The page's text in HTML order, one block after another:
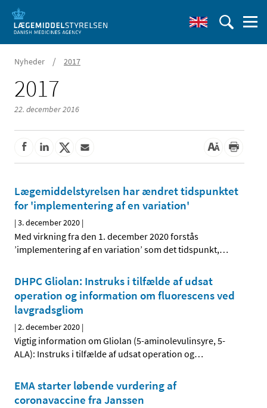
Nyheder / 2017
2017
22. december 2016
Lægemiddelstyrelsen har ændret tidspunktet
for 'implementering af en variation'
|3. december 2020 |
Med virkning fra den 1. december 2020 forstås
’implementering af en variation’ som det tidspunkt,…
DHPC Gliolan: Instruks i tilfælde af udsat
operation og information om fluorescens ved
lavgradsgliom
|2. december 2020 |
Vigtig information om Gliolan (5-aminolevulinsyre, 5-
ALA): Instruks i tilfælde af udsat operation og…
EMA starter løbende vurdering af
coronavaccine fra Janssen